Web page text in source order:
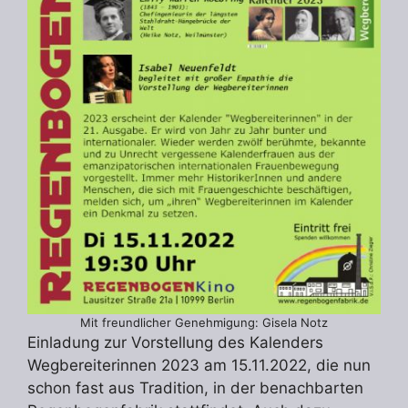
Mit freundlicher Genehmigung: Gisela Notz
Einladung zur Vorstellung des Kalenders
Wegbereiterinnen 2023 am 15.11.2022, die nun
schon fast aus Tradition, in der benachbarten